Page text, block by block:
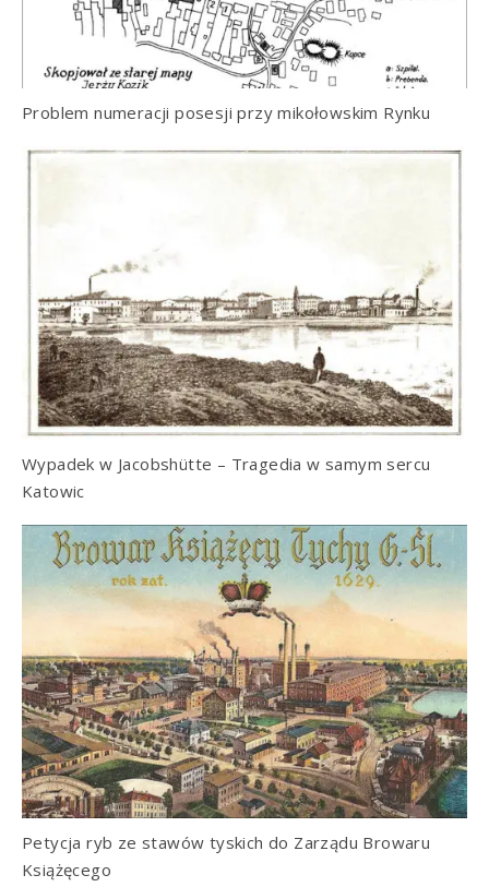
Problem numeracji posesji przy mikołowskim Rynku
Wypadek w Jacobshütte – Tragedia w samym sercu
Katowic
Petycja ryb ze stawów tyskich do Zarządu Browaru
Książęcego